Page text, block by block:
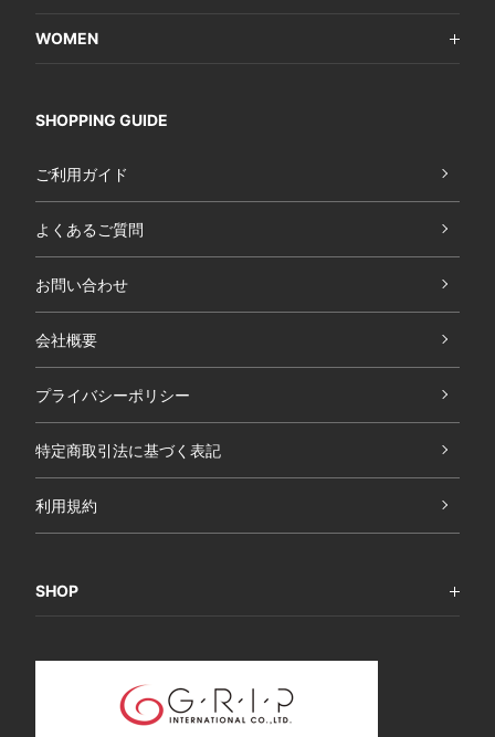
WOMEN
SHOPPING GUIDE
ご利用ガイド
よくあるご質問
お問い合わせ
会社概要
プライバシーポリシー
特定商取引法に基づく表記
利用規約
SHOP